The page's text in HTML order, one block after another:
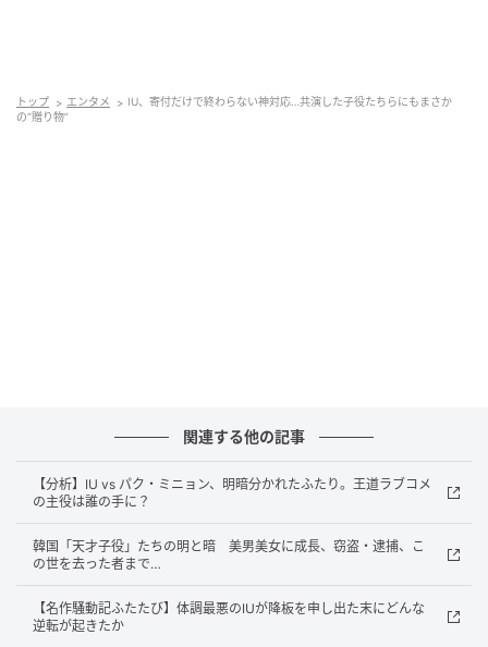
同じ日、『おつかれさま』で幼いクムミョン役を演じ
た子役アン・テリンの母親は、「どれほど心が大きく
て広いのか想像もつかないIUさん。こどもの日のプレ
ゼントに手紙まで送ってくださり、感謝の言葉だけで
はとても言い尽くせません」と感謝を伝えた。
トップ エンタメ
IU、寄付だけで終わらない神対応…共演した子役たちらにもまさか
の“贈り物”
関連する他の記事
【分析】IU vs パク・ミニョン、明暗分かれたふたり。王道ラブコメ
の主役は誰の手に？
韓国「天才子役」たちの明と暗 美男美女に成長、窃盗・逮捕、こ
の世を去った者まで…
【名作騒動記ふたたび】体調最悪のIUが降板を申し出た末にどんな
逆転が起きたか